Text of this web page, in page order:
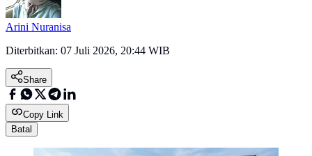
Arini Nuranisa
Diterbitkan: 07 Juli 2026, 20:44 WIB
Share
Copy Link
Batal